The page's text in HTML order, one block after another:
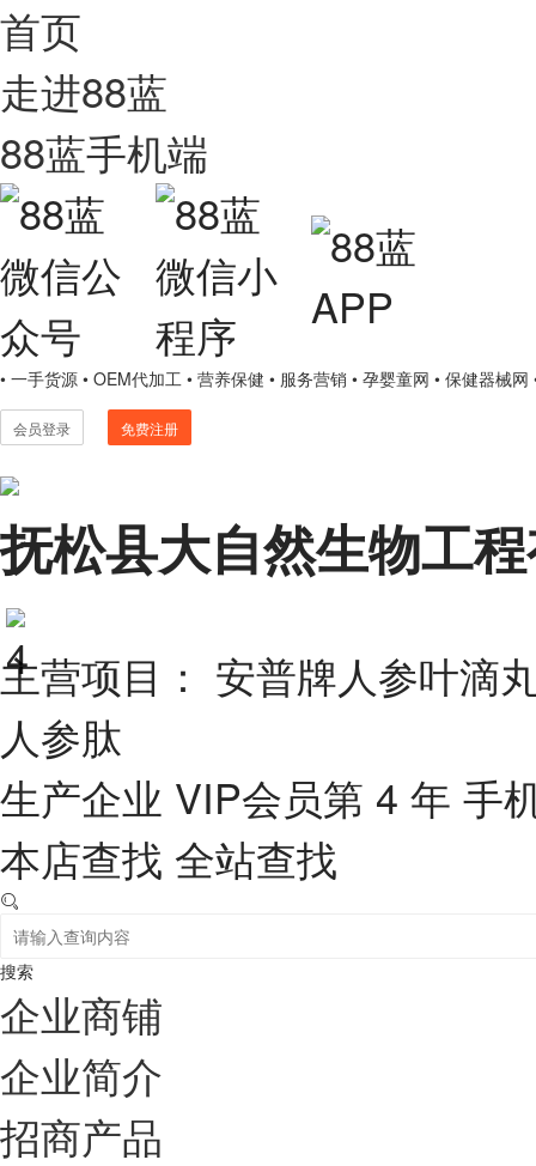
首页
走进88蓝
88蓝手机端
• 一手货源 • OEM代加工 • 营养保健 • 服务营销 • 孕婴童网 • 保健器械网
会员登录 免费注册
抚松县大自然生物工
主营项目： 安普牌人参叶滴
人参肽
生产企业 VIP会员第 4 年 手
本店查找 全站查找
搜索
企业商铺
企业简介
招商产品